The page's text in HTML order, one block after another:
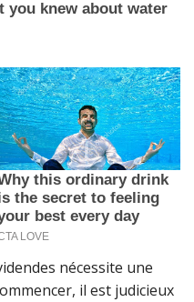
nécessite une
il est judicieux